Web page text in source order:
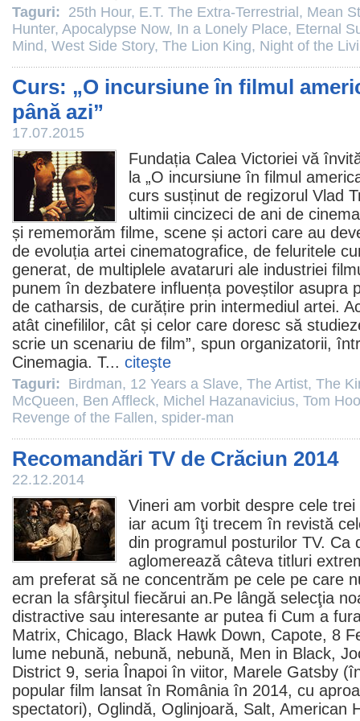
Taguri: 25th Hour, E.T. The Extra-Terrestrial , Mean
Hunter, Apocalypse Now, In a Lonely Place, Eternal
Mind, West Side Story, The Lion King, Night of the
Curs: „O incursiune în filmul
până azi”
17.07.2015
Fundația Calea Victoriei vă
la „O incursiune în filmul
curs susținut de regizorul Vlad
ultimii cincizeci de ani de cinema
și rememorăm filme, scene și actori care au
de evoluția artei cinematografice, de feluritele
generat, de multiplele avataruri ale industriei
punem în dezbatere influența poveștilor asupra
de catharsis, de curățire prin intermediul artei.
atât cinefililor, cât și celor care doresc să
scrie un scenariu de film”, spun organizatorii,
Cinemagia. T... citeşte
Taguri: Birdman, 12 Years a Slave, The Artist, The
McQueen, Ben Affleck, Michel Hazanavicius, Tom
Revenge of the Fallen, spider-man
Recomandări TV de Crăciun 2014
22.12.2014
Vineri am vorbit despre cele trei
iar acum îţi trecem în revistă
din programul posturilor TV. Ca
aglomerează câteva titluri
am preferat să ne concentrăm pe cele pe care
ecran la sfârşitul fiecărui an.Pe lângă selecţia
distractive sau interesante ar putea fi Cum a
Matrix, Chicago, Black Hawk Down, Capote, 8
lume nebună, nebună, nebună, Men in Black,
District 9, seria Înapoi în viitor, Marele Gatsby
popular film lansat în România în 2014, cu
spectatori), Oglindă, Oglinjoară, Salt, American